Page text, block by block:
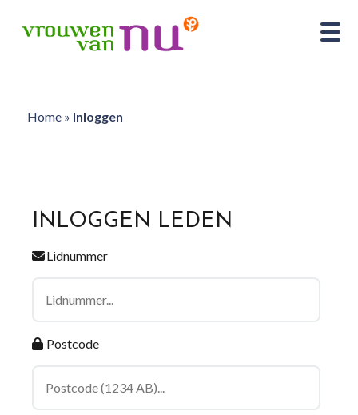
Home» Inloggen
INLOGGEN LEDEN
Lidnummer
Postcode